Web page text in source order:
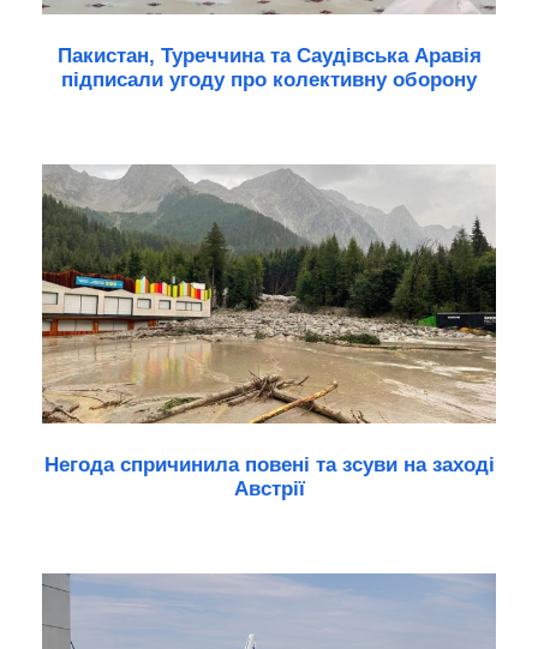
Пакистан, Туреччина та Саудівська Аравія
підписали угоду про колективну оборону
Негода спричинила повені та зсуви на заході
Австрії